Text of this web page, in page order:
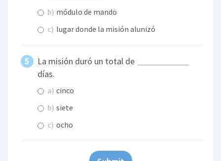
b) módulo de mando
c) lugar donde la misión alunizó
La misión duró un total de
días.
a) cinco
b) siete
c) ocho